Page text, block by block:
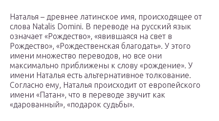
Наталья – древнее латинское имя, происходящее от
слова Natalis Domini. В переводе на русский язык
означает «Рождество», «явившаяся на свет в
Рождество», «Рождественская благодать». У этого
имени множество переводов, но все они
максимально приближены к слову «рождение». У
имени Наталья есть альтернативное толкование.
Согласно ему, Наталья происходит от европейского
имени «Патан», что в переводе звучит как
«дарованный», «подарок судьбы».